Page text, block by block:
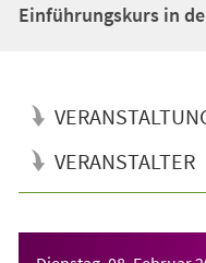
Einführungskurs in
VERANSTALTER